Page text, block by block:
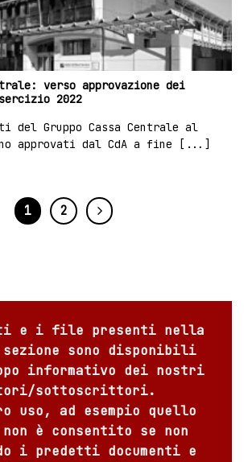
verso approvazione dei
2022
del Gruppo Cassa Centrale al
approvati dal CdA a fine [...]
1 2
e i file presenti nella
sono disponibili
informativo dei nostri
sottoscrittori.
uso, ad esempio quello
è consentito se non
i predetti documenti e